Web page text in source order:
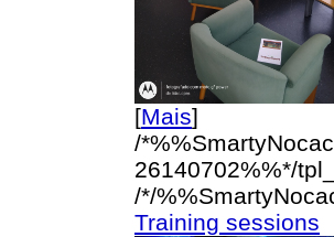
[Mais]
/
26140702%%*/
/*/
Training sessions